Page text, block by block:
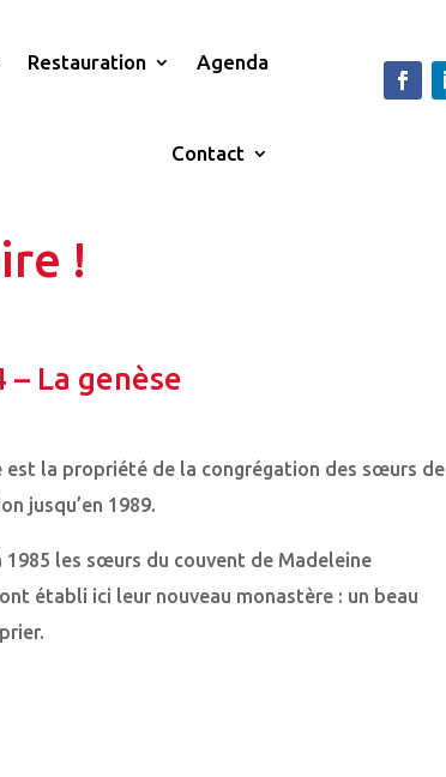
Restauration Agenda
Contact
!
– La genèse
est la propriété de la congrégation des sœurs de
jusqu’en 1989.
1985 les sœurs du couvent de Madeleine
établi ici leur nouveau monastère : un beau
.